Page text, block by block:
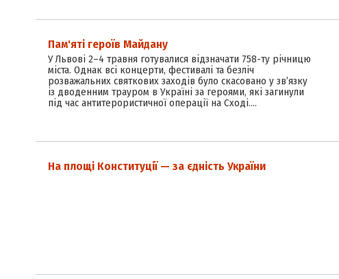
Пам'яті героїв Майдану
У Львові 2–4 травня готувалися відзначати 758-ту річницю
міста. Однак всі концерти, фестивалі та безліч
розважальних святкових заходів було скасовано у зв’язку
із дводенним трауром в Україні за героями, які загинули
під час антитерористичної операції на Сході.…
На площі Конституції — за єдність України